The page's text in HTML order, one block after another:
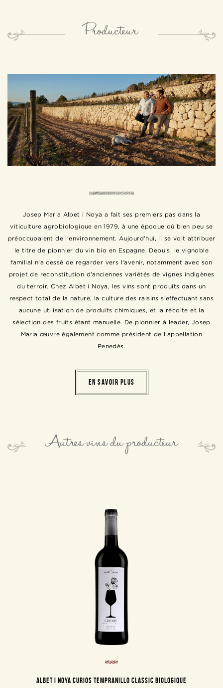
Producteur
Josep Maria Albet i Noya a fait ses premiers pas dans la
viticulture agrobiologique en 1979, à une époque où bien peu se
préoccupaient de l'environnement. Aujourd'hui, il se voit attribuer
le titre de pionnier du vin bio en Espagne. Depuis, le vignoble
familial n'a cessé de regarder vers l'avenir, notamment avec son
projet de reconstitution d'anciennes variétés de vignes indigènes
du terroir. Chez Albet i Noya, les vins sont produits dans un
respect total de la nature, la culture des raisins s’effectuant sans
aucune utilisation de produits chimiques, et la récolte et la
sélection des fruits étant manuelle. De pionnier à leader, Josep
Maria œuvre également comme président de l’appellation
Penedès.
EN SAVOIR PLUS
Autres vins du producteur
ALBET I NOYA CURIOS TEMPRANILLO CLASSIC BIOLOGIQUE